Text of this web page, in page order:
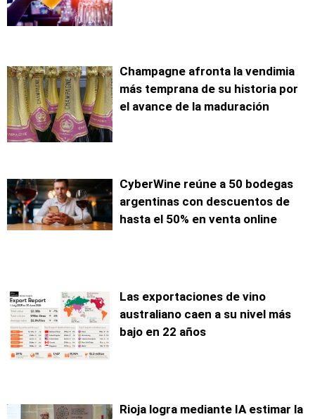
Champagne afronta la vendimia
más temprana de su historia por
el avance de la maduración
CyberWine reúne a 50 bodegas
argentinas con descuentos de
hasta el 50% en venta online
Las exportaciones de vino
australiano caen a su nivel más
bajo en 22 años
Rioja logra mediante IA estimar la